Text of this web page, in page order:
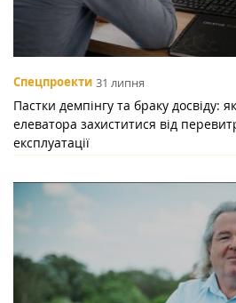
Спецпроекти 31 липня
Пастки демпінгу та браку досвіду:
елеватора захиститися від
експлуатації